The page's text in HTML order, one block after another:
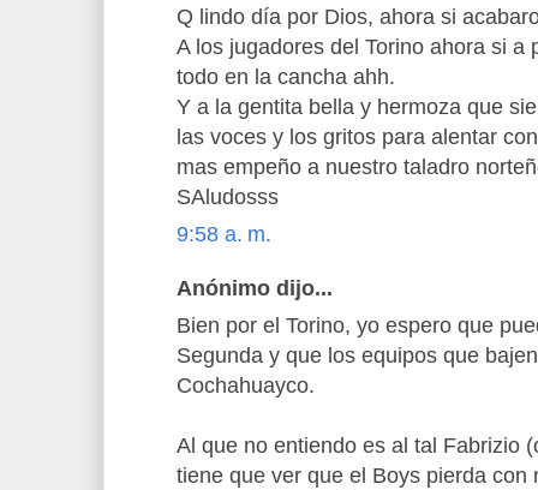
Q lindo día por Dios, ahora si
A los jugadores del Torino ahora si a
todo en la cancha ahh.
Y a la gentita bella y hermoza que
las voces y los gritos para alentar
mas empeño a nuestro taladro
SAludosss
9:58 a. m.
Anónimo dijo...
Bien por el Torino, yo espero que
Segunda y que los equipos que
Cochahuayco.
Al que no entiendo es al tal Fabrizio
tiene que ver que el Boys pierda con